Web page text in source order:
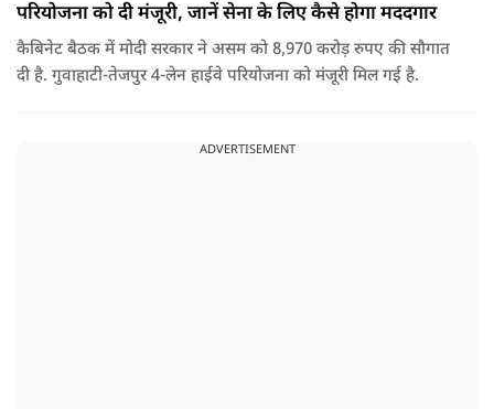
परियोजना को दी मंजूरी, जानें सेना के लिए कैसे होगा मददगार
कैबिनेट बैठक में मोदी सरकार ने असम को 8,970 करोड़ रुपए की सौगात
दी है. गुवाहाटी-तेजपुर 4-लेन हाईवे परियोजना को मंजूरी मिल गई है.
ADVERTISEMENT